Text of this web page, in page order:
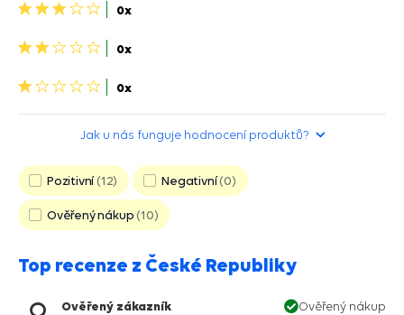
3
0x
2
0x
1
0x
Jak u nás funguje hodnocení produktů?
Pozitivní 12 Negativní 0
Ověřený nákup 10
Top recenze z České Republiky
Ověřený zákazník Ověřený nákup